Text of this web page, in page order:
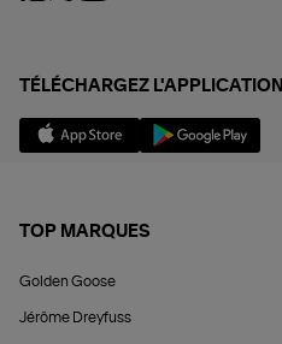
TÉLÉCHARGEZ L'APPLICATION
TOP MARQUES
Golden Goose
Jérôme Dreyfuss